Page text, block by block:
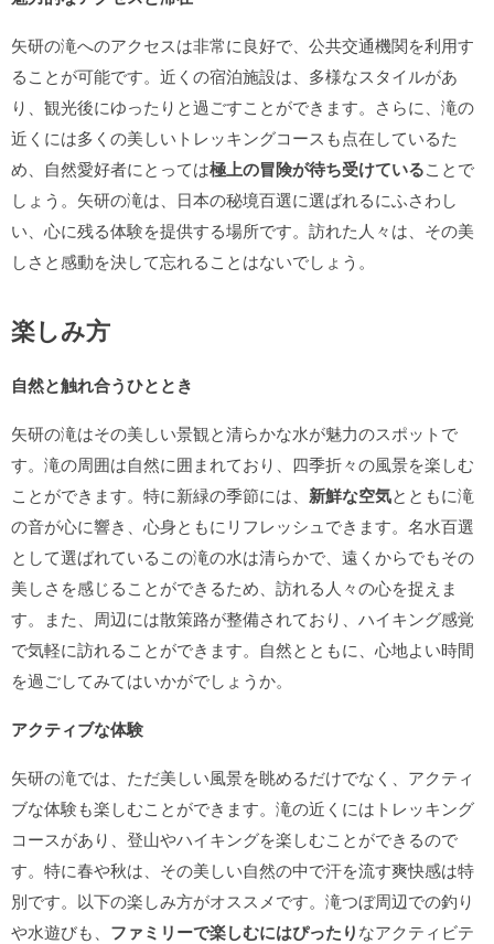
矢研の滝へのアクセスは非常に良好で、公共交通機関を利用す
ることが可能です。近くの宿泊施設は、多様なスタイルがあ
り、観光後にゆったりと過ごすことができます。さらに、滝の
近くには多くの美しいトレッキングコースも点在しているた
め、自然愛好者にとっては極上の冒険が待ち受けていることで
しょう。矢研の滝は、日本の秘境百選に選ばれるにふさわし
い、心に残る体験を提供する場所です。訪れた人々は、その美
しさと感動を決して忘れることはないでしょう。
楽しみ方
自然と触れ合うひととき
矢研の滝はその美しい景観と清らかな水が魅力のスポットで
す。滝の周囲は自然に囲まれており、四季折々の風景を楽しむ
ことができます。特に新緑の季節には、 新鮮な空気とともに滝
の音が心に響き、心身ともにリフレッシュできます。名水百選
として選ばれているこの滝の水は清らかで、遠くからでもその
美しさを感じることができるため、訪れる人々の心を捉えま
す。また、周辺には散策路が整備されており、ハイキング感覚
で気軽に訪れることができます。自然とともに、心地よい時間
を過ごしてみてはいかがでしょうか。
アクティブな体験
矢研の滝では、ただ美しい風景を眺めるだけでなく、アクティ
ブな体験も楽しむことができます。滝の近くにはトレッキング
コースがあり、登山やハイキングを楽しむことができるので
す。特に春や秋は、その美しい自然の中で汗を流す爽快感は特
別です。以下の楽しみ方がオススメです。滝つぼ周辺での釣り
や水遊びも、 ファミリーで楽しむにはぴったりなアクティビテ